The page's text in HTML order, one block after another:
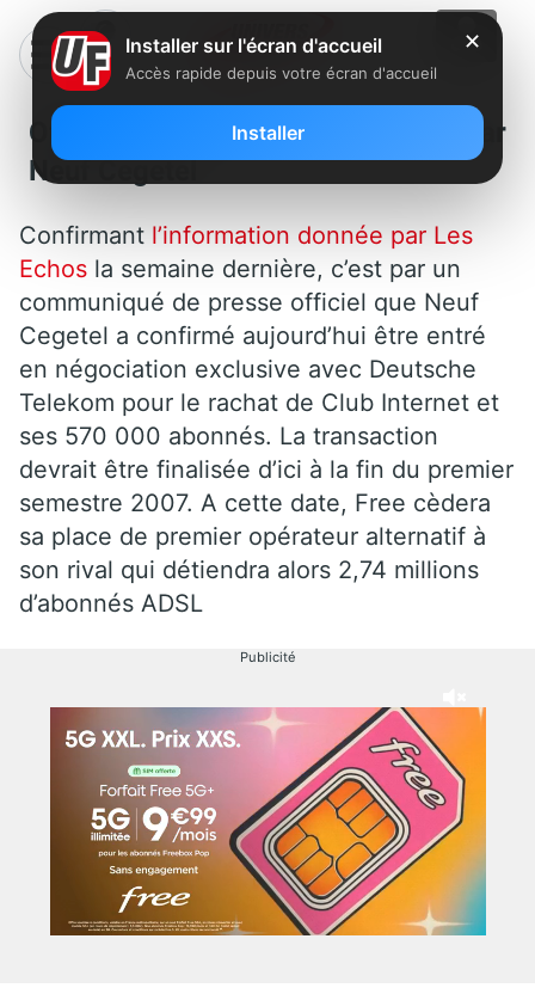
Officiel: Rachat de Club Internet par
Neuf Cegetel
Confirmant l’information donnée par Les
Echos la semaine dernière, c’est par un
communiqué de presse officiel que Neuf
Cegetel a confirmé aujourd’hui être entré
en négociation exclusive avec Deutsche
Telekom pour le rachat de Club Internet et
ses 570 000 abonnés. La transaction
devrait être finalisée d’ici à la fin du premier
semestre 2007. A cette date, Free cèdera
sa place de premier opérateur alternatif à
son rival qui détiendra alors 2,74 millions
d’abonnés ADSL
Publicité
✕
Installer sur l'écran d'accueil
Accès rapide depuis votre écran d'accueil
Installer